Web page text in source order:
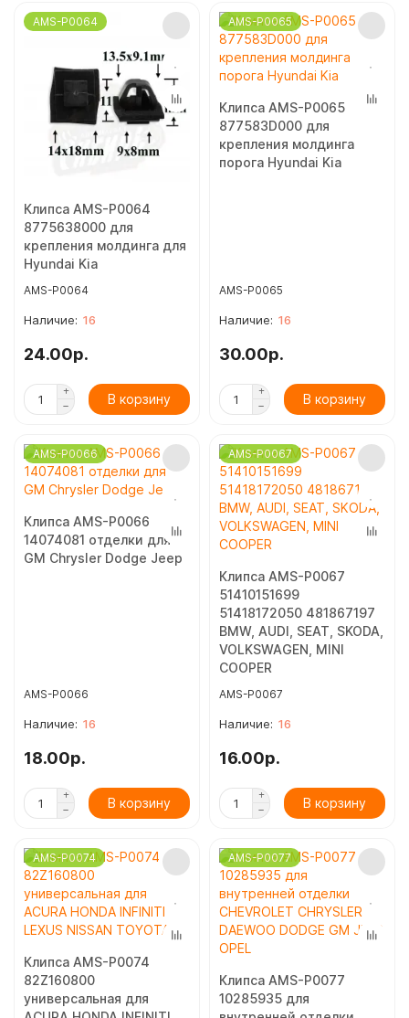
AMS-P0064
Клипса AMS-P0064
8775638000 для
крепления молдинга для
Hyundai Kia
AMS-P0064
16
24.00р.
В корзину
AMS-P0065
Клипса AMS-P0065
877583D000 для
крепления молдинга
порога Hyundai Kia
AMS-P0065
16
30.00р.
В корзину
AMS-P0066
Клипса AMS-P0066
14074081 отделки для
GM Chrysler Dodge Jeep
AMS-P0066
16
18.00р.
В корзину
AMS-P0067
Клипса AMS-P0067
51410151699
51418172050 481867197
BMW, AUDI, SEAT, SKODA,
VOLKSWAGEN, MINI
COOPER
AMS-P0067
16
16.00р.
В корзину
AMS-P0074
Клипса AMS-P0074
82Z160800
универсальная для
AMS-P0077
Клипса AMS-P0077
10285935 для